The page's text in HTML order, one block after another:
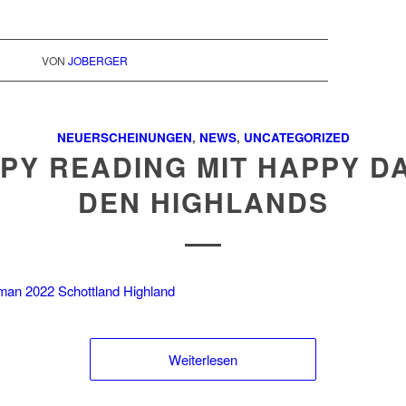
VON JOBERGER
NEUERSCHEINUNGEN, NEWS, UNCATEGORIZED
READING MIT HAPPY
DEN HIGHLANDS
Weiterlesen